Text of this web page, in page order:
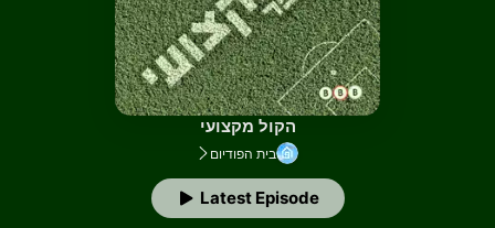
הקול מקצועי
בית הפודיום
Latest Episode